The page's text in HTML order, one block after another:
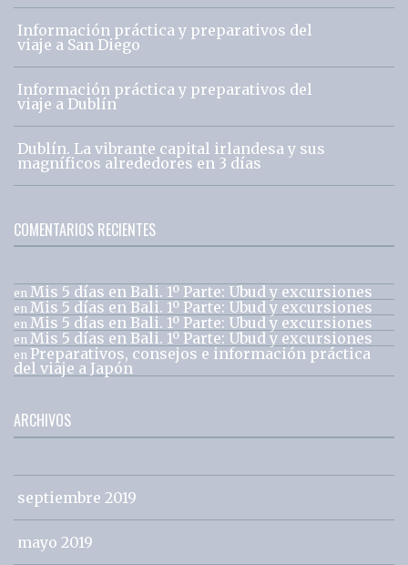
Información práctica y preparativos del
viaje a San Diego
Información práctica y preparativos del
viaje a Dublín
Dublín. La vibrante capital irlandesa y sus
magníficos alrededores en 3 días
COMENTARIOS RECIENTES
en Mis 5 días en Bali. 1º Parte: Ubud y excursiones
en Mis 5 días en Bali. 1º Parte: Ubud y excursiones
en Mis 5 días en Bali. 1º Parte: Ubud y excursiones
en Mis 5 días en Bali. 1º Parte: Ubud y excursiones
en Preparativos, consejos e información práctica
del viaje a Japón
ARCHIVOS
septiembre 2019
mayo 2019